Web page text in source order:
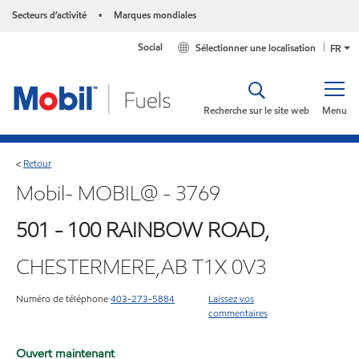
Secteurs d’activité • Marques mondiales
FR
Sélectionner une localisation
Social
Menu
Recherche sur le site web
< Retour
Mobil- MOBIL@ - 3769
501 - 100 RAINBOW ROAD,
CHESTERMERE,AB T1X 0V3
Numéro de téléphone403-273-5884
Laissez vos
commentaires
Ouvert maintenant